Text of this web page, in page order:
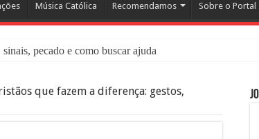
Música Católica Recomendamos Sobre o Portal
pecado e como buscar ajuda
Não Terá Fim: O Documentário Que Vai Tocar os
que fazem a diferença: gestos,